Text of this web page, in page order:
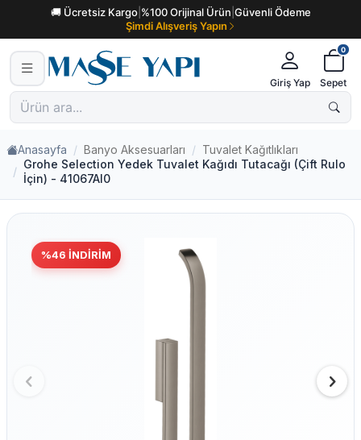
🚚 Ücretsiz Kargo| %100 Orijinal Ürün Güvenli Ödeme
Şimdi Alışveriş Yapın
Giriş Yap
0
Sepet
Anasayfa Banyo Aksesuarları
Tuvalet Kağıtlıkları
Grohe Selection Yedek Tuvalet Kağıdı Tutacağı (Çift Rulo
İçin) - 41067Al0
%46 İNDIRIM